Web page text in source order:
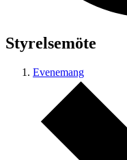
Styrelsemöte
Evenemang